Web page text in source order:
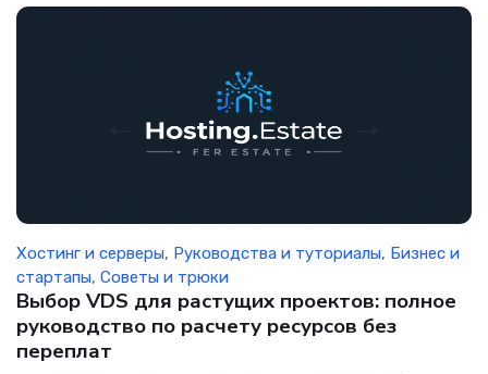
Хостинг и серверы, Руководства и туториалы, Бизнес и
стартапы, Советы и трюки
Выбор VDS для растущих проектов: полное
руководство по расчету ресурсов без
переплат